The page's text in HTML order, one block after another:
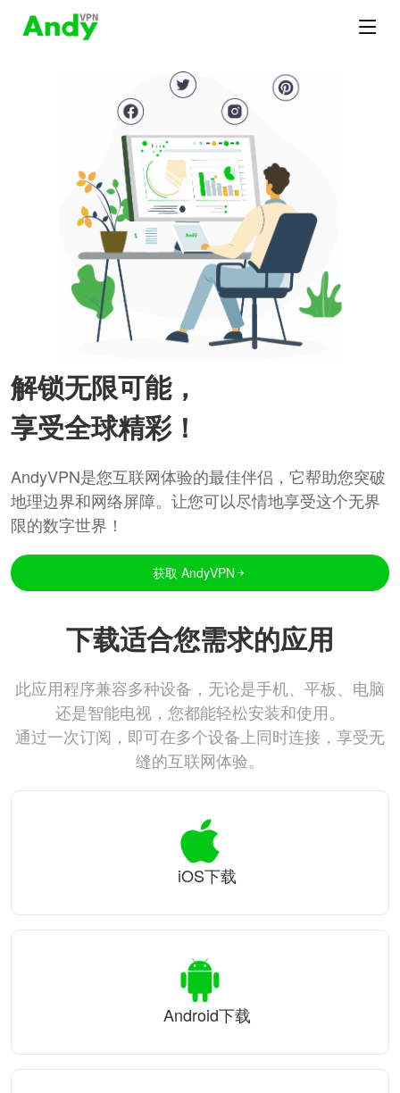
解锁无限可能，
享受全球精彩！
AndyVPN是您互联网体验的最佳伴侣，它帮助您突破
地理边界和网络屏障。让您可以尽情地享受这个无界
限的数字世界！
获取 AndyVPN
下载适合您需求的应用
此应用程序兼容多种设备，无论是手机、平板、电脑
还是智能电视，您都能轻松安装和使用。
通过一次订阅，即可在多个设备上同时连接，享受无
缝的互联网体验。
iOS下载
Android下载